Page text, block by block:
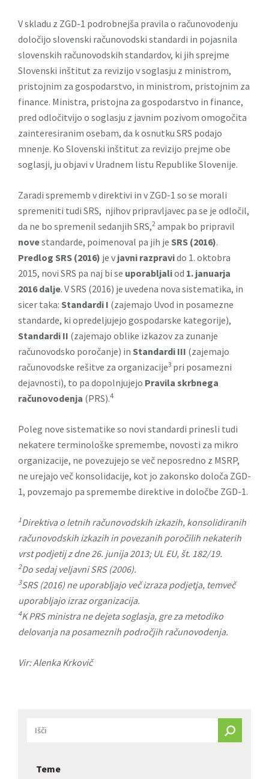
V skladu z ZGD-1 podrobnejša pravila o računovodenju
določijo slovenski računovodski standardi in pojasnila
slovenskih računovodskih standardov, ki jih sprejme
Slovenski inštitut za revizijo v soglasju z ministrom,
pristojnim za gospodarstvo, in ministrom, pristojnim za
finance. Ministra, pristojna za gospodarstvo in finance,
pred odločitvijo o soglasju z javnim pozivom omogočita
zainteresiranim osebam, da k osnutku SRS podajo
mnenje. Ko Slovenski inštitut za revizijo prejme obe
soglasji, ju objavi v Uradnem listu Republike Slovenije.
Zaradi sprememb v direktivi in v ZGD-1 so se morali
spremeniti tudi SRS, njihov pripravljavec pa se je odločil,
da ne bo spremenil sedanjih SRS,2 ampak bo pripravil
novestandarde, poimenoval pa jih je SRS (2016).
Predlog SRS (2016) je v javni razpravido 1. oktobra
2015, novi SRS pa naj bi se uporabljaliod 1. januarja
2016 dalje. V SRS (2016) je uvedena nova sistematika, in
sicer taka: Standardi I (zajemajo Uvod in posamezne
standarde, ki opredeljujejo gospodarske kategorije),
Standardi II (zajemajo oblike izkazov za zunanje
računovodsko poročanje) in Standardi III (zajemajo
računovodske rešitve za organizacije3 pri posamezni
dejavnosti), to pa dopolnjujejo Pravila skrbnega
računovodenja (PRS).4
Poleg nove sistematike so novi standardi prinesli tudi
nekatere terminološke spremembe, novosti za mikro
organizacije, ne povezujejo se več neposredno z MSRP,
ne urejajo več konsolidacije, kot jo zakonsko določa ZGD-
1, povzemajo pa spremembe direktive in določbe ZGD-1.
1Direktiva o letnih računovodskih izkazih, konsolidiranih
računovodskih izkazih in povezanih poročilih nekaterih
vrst podjetij z dne 26. junija 2013; UL EU, št. 182/19.
2Do sedaj veljavni SRS (2006).
3SRS (2016) ne uporabljajo več izraza podjetja, temveč
uporabljajo izraz organizacija.
4K PRS ministra ne dejeta soglasja, gre za metodiko
delovanja na posameznih področjih računovodenja.
Vir: Alenka Krkovič
Teme